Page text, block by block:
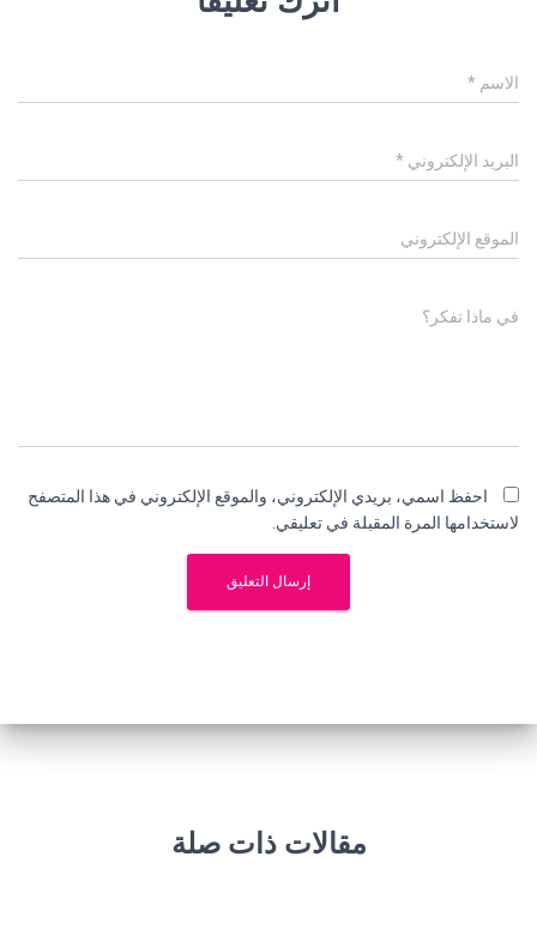
الاسم *
البريد الإلكتروني *
الموقع الإلكتروني
في ماذا تفكر؟
احفظ اسمي، بريدي الإلكتروني، والموقع الإلكتروني في هذا المتصفح
لاستخدامها المرة المقبلة في تعليقي.
مقالات ذات صلة